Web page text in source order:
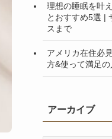
理想の睡眠を叶
とおすすめ5選 |
スまで
アメリカ在住必
方&使って満足